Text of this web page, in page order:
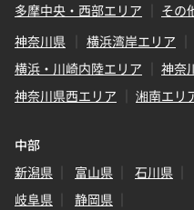
多摩中央・西部エリア
その
神奈川県
横浜湾岸エリア
横浜・川崎内陸エリア
神奈
神奈川県西エリア
湘南エリ
中部
新潟県
富山県 石川県
岐阜県
静岡県